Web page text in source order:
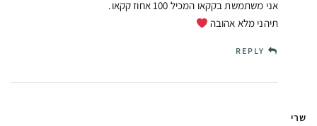
אני משתמשת בקקאו המכיל 100 אחוז קקאו.
תיהני מלא אהובה
REPLY
שרי